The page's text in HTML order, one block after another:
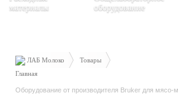
материалы
оборудование
ЛАБ Молоко Товары
Оборудование от производителя Bruker для